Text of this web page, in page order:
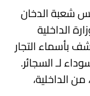
شعبة الدخان
الداخلية
بأسماء التجار
لـ السجائر.
الداخلية،